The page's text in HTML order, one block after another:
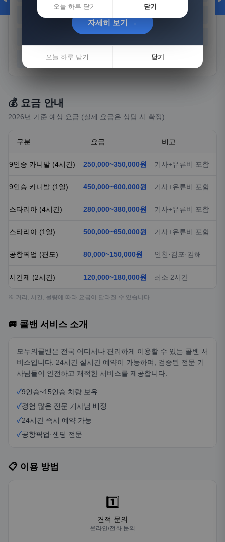
경기 충남
전남 경북
💰 요금 안내
2026년 기준 예상 요금 (실제 요금은 상담 시 확정)
구분 요금 비고
9인승 카니발 (4시간) 250,000~350,000원 기사+유류비 포함
9인승 카니발 (1일) 450,000~600,000원 기사+유류비 포함
스타리아 (4시간) 280,000~380,000원 기사+유류비 포함
스타리아 (1일) 500,000~650,000원 기사+유류비 포함
공항픽업 (편도) 80,000~150,000원 인천·김포·김해
시간제 (2시간) 120,000~180,000원 최소 2시간
※ 거리, 시간, 물량에 따라 요금이 달라질 수 있습니다.
🚐 콜밴 서비스 소개
모두의콜밴은 전국 어디서나 편리하게 이용할 수 있는 콜밴 서
비스입니다. 24시간 실시간 예약이 가능하며, 검증된 전문 기
사님들이 안전하고 쾌적한 서비스를 제공합니다.
✓9인승~15인승 차량 보유
✓경험 많은 전문 기사님 배정
✓24시간 즉시 예약 가능
✓공항픽업·샌딩 전문
📋 이용 방법
1️⃣
견적 문의
온라인/전화 문의
오늘 하루 닫기 닫기
자세히 보기 →
오늘 하루 닫기 닫기
자세히 보기 →
오늘 하루 닫기 닫기